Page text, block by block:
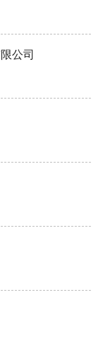
婚房装修木工
项目不可少，
公司